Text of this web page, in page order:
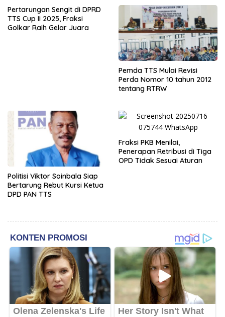
Pertarungan Sengit di DPRD
TTS Cup II 2025, Fraksi
Golkar Raih Gelar Juara
Pemda TTS Mulai Revisi
Perda Nomor 10 tahun 2012
tentang RTRW
Politisi Viktor Soinbala Siap
Bertarung Rebut Kursi Ketua
DPD PAN TTS
Fraksi PKB Menilai,
Penerapan Retribusi di Tiga
OPD Tidak Sesuai Aturan